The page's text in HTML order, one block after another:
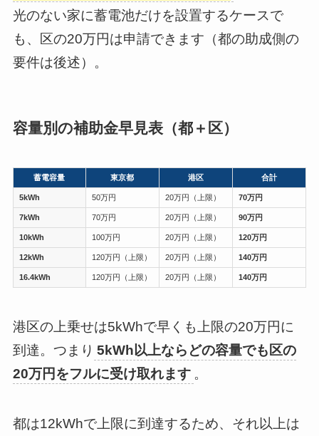
光のない家に蓄電池だけを設置するケースで
も、区の20万円は申請できます（都の助成側の
要件は後述）。
容量別の補助金早見表（都＋区）
蓄電容量 東京都 港区 合計
5kWh 50万円 20万円（上限） 70万円
7kWh 70万円 20万円（上限） 90万円
10kWh 100万円 20万円（上限） 120万円
12kWh 120万円（上限） 20万円（上限） 140万円
16.4kWh 120万円（上限） 20万円（上限） 140万円
港区の上乗せは5kWhで早くも上限の20万円に
到達。つまり 5kWh以上ならどの容量でも区の
20万円をフルに受け取れます 。
都は12kWhで上限に到達するため、それ以上は